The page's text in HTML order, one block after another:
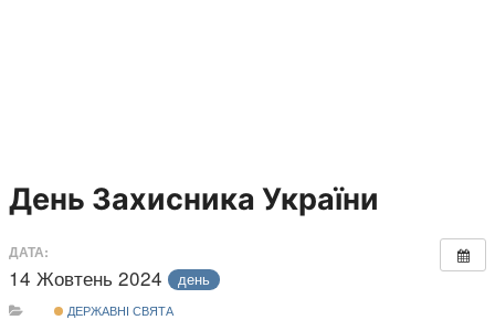
День Захисника України
ДАТА:
14 Жовтень 2024 день
ДЕРЖАВНІ СВЯТА